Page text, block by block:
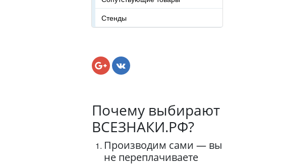
Стенды
Почему выбирают
ВСЕЗНАКИ.РФ?
Производим сами — вы
не переплачиваете